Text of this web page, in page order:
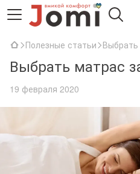
Полезные статьи
Выбрать матрас
19 февраля 2020